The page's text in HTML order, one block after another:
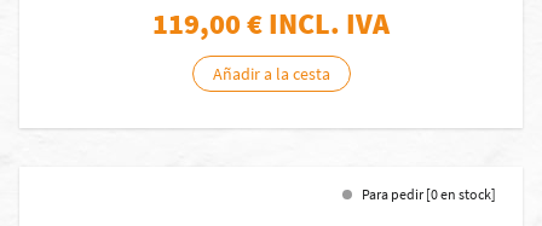
119,00€ INCL. IVA
Añadir a la cesta
Para pedir [0 en stock]